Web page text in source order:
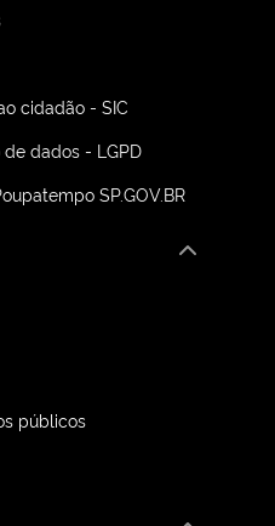
cidadão - SIC
dados - LGPD
SP.GOV.BR
públicos